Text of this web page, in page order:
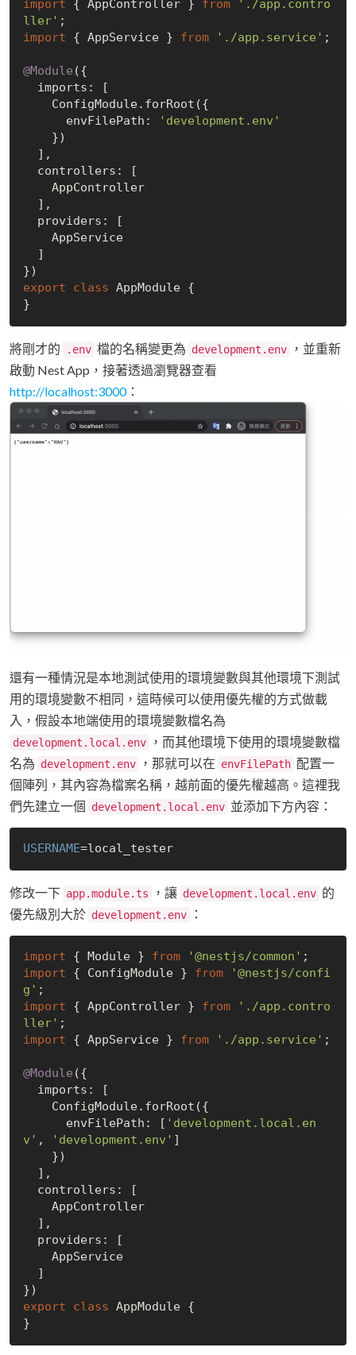
import { AppController } from
'./app.contro
ller'
import { AppService } from './app.service' ;
@Module ({
      envFilePath:
'development.env'
export
class AppModule {
將剛才的 .env 檔的名稱變更為 development.env
，並重新
啟動 Nest App，接著透過瀏覽器查看
http://localhost:3000：
還有一種情況是本地測試使用的環境變數與其他環境下測試
用的環境變數不相同，這時候可以使用優先權的方式做載
入，假設本地端使用的環境變數檔名為
development.local.env
，而其他環境下使用的環境變數檔
名為 development.env ，那就可以在 envFilePath 配置一
個陣列，其內容為檔案名稱，越前面的優先權越高。這裡我
們先建立一個 development.local.env 並添加下方內容：
USERNAME =local_tester
修改一下 app.module.ts ，讓 development.local.env 的
優先級別大於 development.env ：
import { Module } from '@nestjs/common'
import { ConfigModule } from
'@nestjs/confi
g'
import { AppController } from
'./app.contro
ller'
import { AppService } from './app.service' ;
@Module ({
      envFilePath: [
'development.local.en
v' , 'development.env' ]
export
class AppModule {